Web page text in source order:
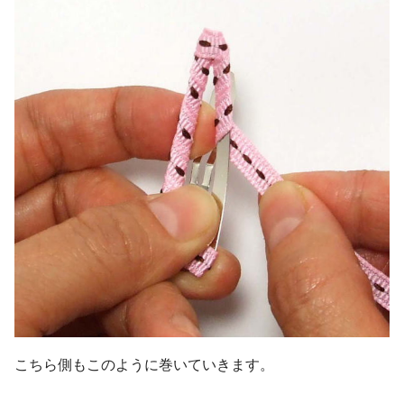
こちら側もこのように巻いていきます。